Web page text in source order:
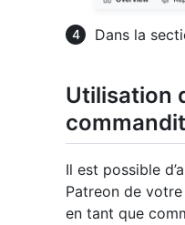
Dans la
Utilisation
Il est possible
Patreon de
en tant que